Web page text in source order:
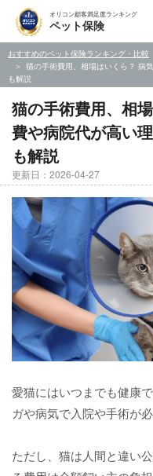
オリコン顧客満足度ランキング
ペット保険
おすすめのペット保険ランキング・比較
猫の手術費用、相場はいくら？ 病
も解説
猫の手術費用、相
費や病院代が高い
も解説
更新日：2026-04-27
愛猫にはいつまでも健康
ガや病気で入院や手術が
ただし、猫は人間と違い